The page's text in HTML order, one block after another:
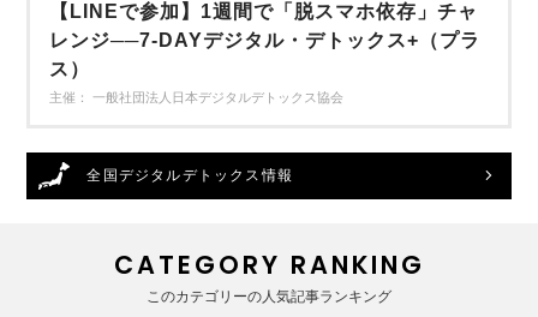
【LINEで参加】1週間で「脱スマホ依存」チャ
レンジ──7-DAYデジタル・デトックス+（プラ
ス）
主催： 一般社団法人日本デジタルデトックス協会
全国デジタルデトックス情報
CATEGORY RANKING
このカテゴリーの人気記事ランキング